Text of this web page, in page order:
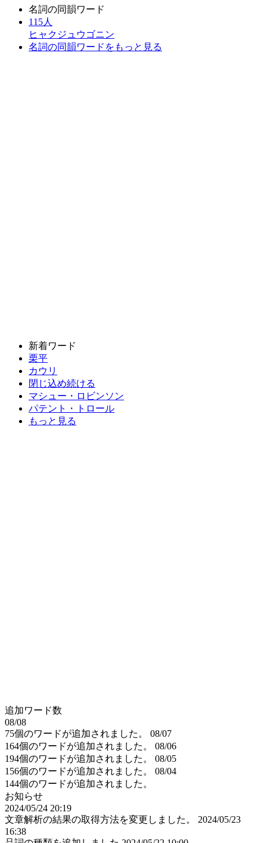
名詞の同韻ワード
115人
ヒャクジュウゴニン
名詞の同韻ワードをもっと見る
新着ワード
栗平
カウリ
閉じ込め続ける
マシュー・ロビンソン
パテント・トロール
もっと見る
追加ワード数
08/08
75個のワードが追加されました。
08/07
164個のワードが追加されました。
08/06
194個のワードが追加されました。
08/05
156個のワードが追加されました。
08/04
144個のワードが追加されました。
お知らせ
2024/05/24 20:19
文章解析の結果の取得方法を変更しました。
2024/05/23
16:38